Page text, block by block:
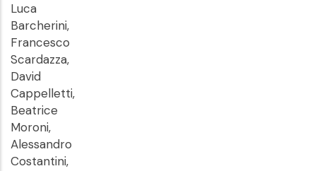
Luca
Barcherini,
Francesco
Scardazza,
David
Cappelletti,
Beatrice
Moroni,
Alessandro
Costantini,